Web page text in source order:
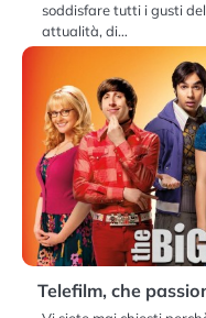
soddisfare tutti i gusti
attualità, di…
Telefilm, che